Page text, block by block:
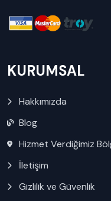
KURUMSAL
Hakkımızda
Blog
Hizmet Verdiğimiz
İletişim
Gizlilik ve Güvenlik